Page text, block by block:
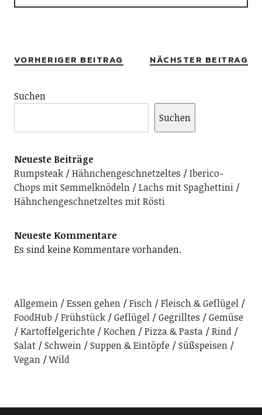
VORHERIGER BEITRAG NÄCHSTER BEITRAG
Suchen
Suchen
Neueste Beiträge
Rumpsteak
Hähnchengeschnetzeltes
Iberico-
Chops mit Semmelknödeln
Lachs mit Spaghettini
Hähnchengeschnetzeltes mit Rösti
Neueste Kommentare
Es sind keine Kommentare vorhanden.
Allgemein Essen gehen Fisch
Fleisch & Geflügel
FoodHub
Frühstück Geflügel Gegrilltes
Gemüse
Kartoffelgerichte
Kochen Pizza & Pasta
Rind
Salat
Schwein Suppen & Eintöpfe
Süßspeisen
Vegan
Wild